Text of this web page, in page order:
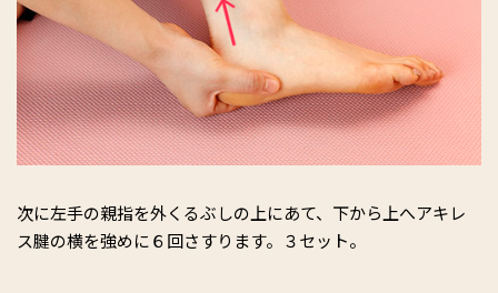
次に左手の親指を外くるぶしの上にあて、下から上へアキレ
ス腱の横を強めに６回さすります。３セット。